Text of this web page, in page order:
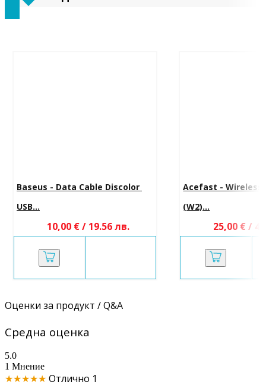
Baseus - Data Cable Discolor
USB...
10,00 € / 19.56 лв.
Acefast - Wireless
(W2)...
25,00 € /
Оценки за продукт / Q&A
Средна оценка
5.0
1 Мнение
★★★★★ Отлично 1